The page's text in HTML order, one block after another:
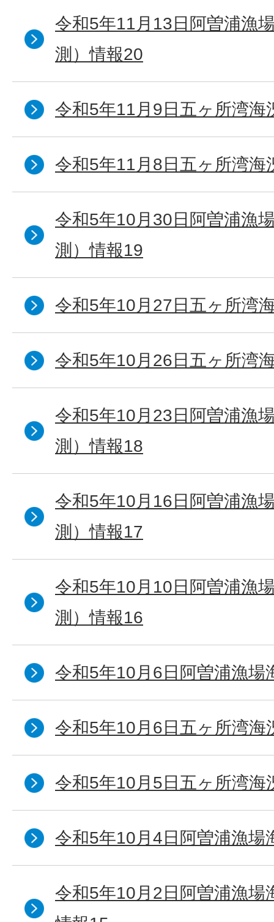
令和5年11月13日阿曽浦漁
測）情報20
令和5年11月9日五ヶ所湾海
令和5年11月8日五ヶ所湾海
令和5年10月30日阿曽浦漁
測）情報19
令和5年10月27日五ヶ所湾
令和5年10月26日五ヶ所湾
令和5年10月23日阿曽浦漁
測）情報18
令和5年10月16日阿曽浦漁
測）情報17
令和5年10月10日阿曽浦漁
測）情報16
令和5年10月6日阿曽浦漁場
令和5年10月6日五ヶ所湾海
令和5年10月5日五ヶ所湾海
令和5年10月4日阿曽浦漁場
令和5年10月2日阿曽浦漁場